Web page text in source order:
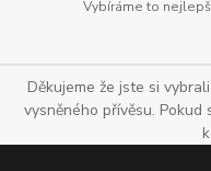
Vybíráme to
Děkujeme že jste si
vysněného přívěsu.